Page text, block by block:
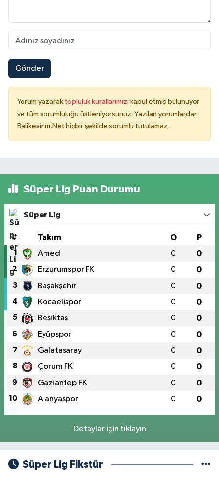
Gönder
Yorum yazarak topluluk kurallarımızı kabul etmiş bulunuyor
ve tüm sorumluluğu üstleniyorsunuz. Yazılan yorumlardan
Balikesirim.Net hiçbir şekilde sorumlu tutulamaz.
Süper Lig Puan Durumu
Süper Lig
# Takım O P
1 Amed 0 0
2 Erzurumspor FK 0 0
3 Başakşehir 0 0
4 Kocaelispor 0 0
5 Beşiktaş 0 0
6 Eyüpspor 0 0
7 Galatasaray 0 0
8 Çorum FK 0 0
9 Gaziantep FK 0 0
10 Alanyaspor 0 0
Detaylar için tıklayın
Süper Lig Fikstür